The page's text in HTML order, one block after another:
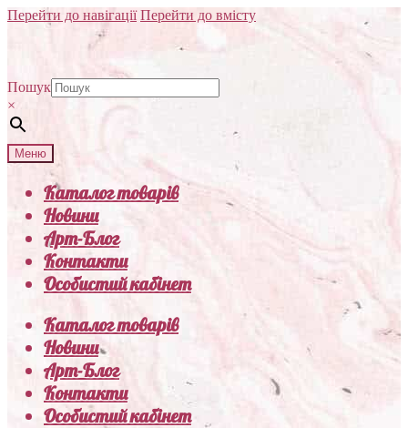
Перейти до навігації Перейти до вмісту
Пошук
×
Меню
Каталог товарів
Новини
Арт-Блог
Контакти
Особистий кабінет
Каталог товарів
Новини
Арт-Блог
Контакти
Особистий кабінет